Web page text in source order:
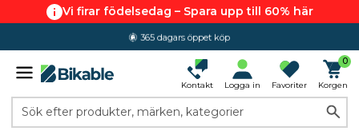
Vi firar födelsedag – Spara upp till 60% här
365 dagars öppet köp
Kontakt Logga in Favoriter
0
Korgen
Sök efter produkter, märken, kategorier